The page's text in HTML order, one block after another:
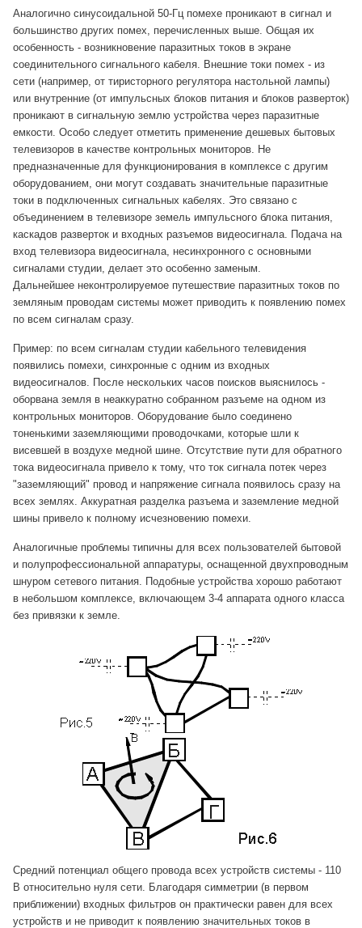
Аналогично синусоидальной 50-Гц помехе проникают в сигнал и
большинство других помех, перечисленных выше. Общая их
особенность - возникновение паразитных токов в экране
соединительного сигнального кабеля. Внешние токи помех - из
сети (например, от тиристорного регулятора настольной лампы)
или внутренние (от импульсных блоков питания и блоков разверток)
проникают в сигнальную землю устройства через паразитные
емкости. Особо следует отметить применение дешевых бытовых
телевизоров в качестве контрольных мониторов. Не
предназначенные для функционирования в комплексе с другим
оборудованием, они могут создавать значительные паразитные
токи в подключенных сигнальных кабелях. Это связано с
объединением в телевизоре земель импульсного блока питания,
каскадов разверток и входных разъемов видеосигнала. Подача на
вход телевизора видеосигнала, несинхронного с основными
сигналами студии, делает это особенно заменым.
Дальнейшее неконтролируемое путешествие паразитных токов по
земляным проводам системы может приводить к появлению помех
по всем сигналам сразу.
Пример: по всем сигналам студии кабельного телевидения
появились помехи, синхронные с одним из входных
видеосигналов. После нескольких часов поисков выяснилось -
оборвана земля в неаккуратно собранном разъеме на одном из
контрольных мониторов. Оборудование было соединено
тоненькими заземляющими проводочками, которые шли к
висевшей в воздухе медной шине. Отсутствие пути для обратного
тока видеосигнала привело к тому, что ток сигнала потек через
"заземляющий" провод и напряжение сигнала появилось сразу на
всех землях. Аккуратная разделка разъема и заземление медной
шины привело к полному исчезновению помехи.
Аналогичные проблемы типичны для всех пользователей бытовой
и полупрофессиональной аппаратуры, оснащенной двухпроводным
шнуром сетевого питания. Подобные устройства хорошо работают
в небольшом комплексе, включающем 3-4 аппарата одного класса
без привязки к земле.
Средний потенциал общего провода всех устройств системы - 110
В относительно нуля сети. Благодаря симметрии (в первом
приближении) входных фильтров он практически равен для всех
устройств и не приводит к появлению значительных токов в